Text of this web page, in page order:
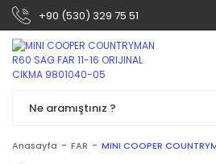
+90 (530) 329 75 51
Anasayfa FAR MINI COOPER